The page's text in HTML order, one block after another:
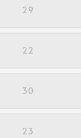
29
22
30
23